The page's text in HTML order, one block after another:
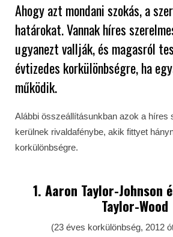
Ahogy azt mondani szokás, a
határokat. Vannak híres
ugyanezt vallják, és magasról
évtizedes korkülönbségre, ha
működik.
Alábbi összeállításunkban azok a híres
kerülnek rivaldafénybe, akik fittyet
korkülönbségre.
1. Aaron Taylor-Johnson
Taylor-Wood
(23 éves korkülönbség, 2012